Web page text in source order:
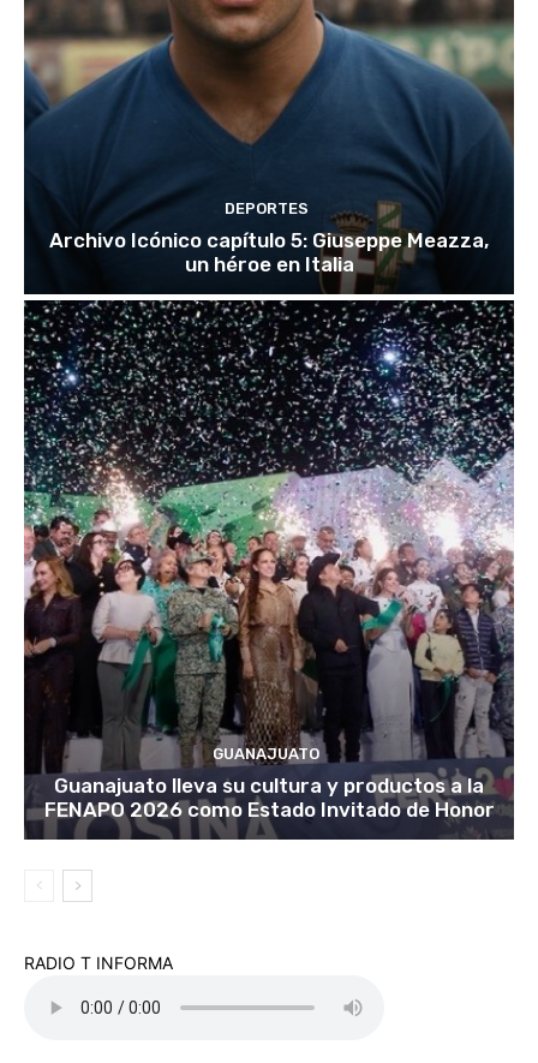
DEPORTES
Archivo Icónico capítulo 5: Giuseppe Meazza,
un héroe en Italia
GUANAJUATO
Guanajuato lleva su cultura y productos a la
FENAPO 2026 como Estado Invitado de Honor
RADIO T INFORMA